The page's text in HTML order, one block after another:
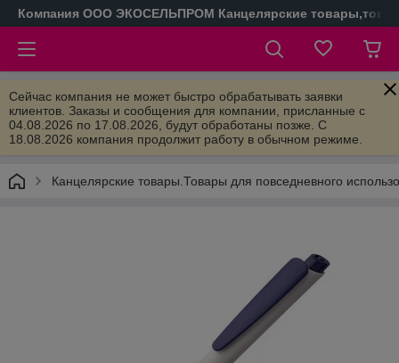
Компания ООО ЭКОСЕЛЬПРОМ Канцелярские
Сейчас компания не может быстро обрабатывать заявки
клиентов. Заказы и сообщения для компании, присланные с
04.08.2026 по 17.08.2026, будут обработаны позже. С
18.08.2026 компания продолжит работу в обычном режиме.
Канцелярские товары.Товары для повседневного